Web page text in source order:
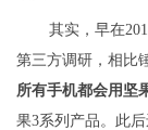
其实，早在
第三方调研，相比
所有手机都会用坚
果3系列产品。此后